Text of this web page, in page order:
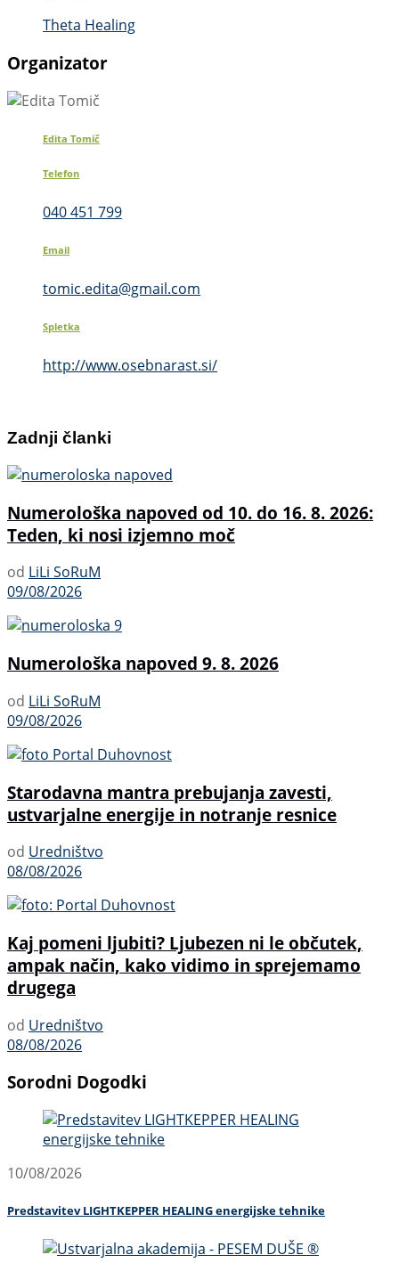
Theta Healing
Organizator
Edita Tomič
Telefon
040 451 799
Email
tomic.edita@gmail.com
Spletka
http://www.osebnarast.si/
Zadnji članki
Numerološka napoved od 10. do 16. 8. 2026:
Teden, ki nosi izjemno moč
od LiLi SoRuM
09/08/2026
Numerološka napoved 9. 8. 2026
od LiLi SoRuM
09/08/2026
Starodavna mantra prebujanja zavesti,
ustvarjalne energije in notranje resnice
od Uredništvo
08/08/2026
Kaj pomeni ljubiti? Ljubezen ni le občutek,
ampak način, kako vidimo in sprejemamo
drugega
od Uredništvo
08/08/2026
Sorodni Dogodki
10/08/2026
Predstavitev LIGHTKEPPER HEALING energijske tehnike